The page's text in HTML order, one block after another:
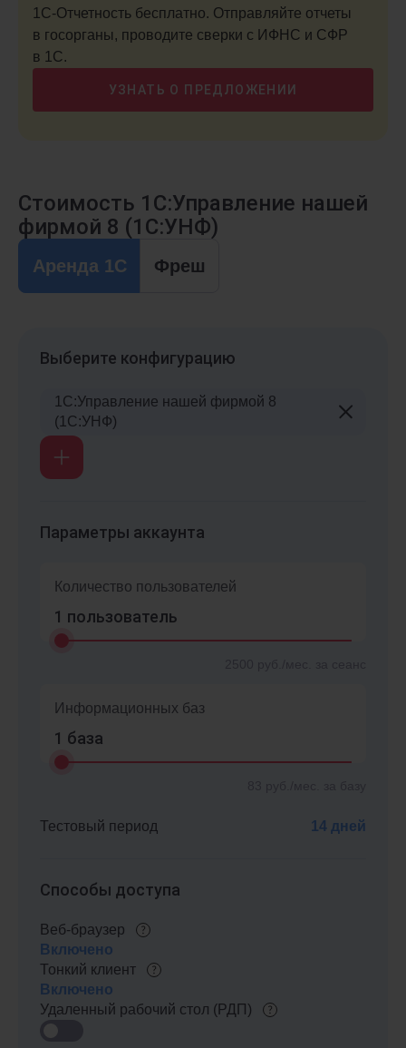
1С-Отчетность бесплатно. Отправляйте отчеты
в госорганы, проводите сверки с ИФНС и СФР
в 1С.
УЗНАТЬ О ПРЕДЛОЖЕНИИ
Стоимость 1С:Управление нашей
фирмой 8 (1С:УНФ)
Аренда 1С Фреш
Выберите конфигурацию
1С:Управление нашей фирмой 8
(1С:УНФ)
Параметры аккаунта
Количество пользователей
1 пользователь
Информационных баз
1 база
Тестовый период 14 дней
Способы доступа
Веб-браузер
Включено
Тонкий клиент
Включено
Удаленный рабочий стол (РДП)